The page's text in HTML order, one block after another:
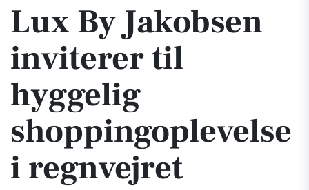
Lux By Jakobsen
inviterer til
hyggelig
shoppingoplevelse
i regnvejret